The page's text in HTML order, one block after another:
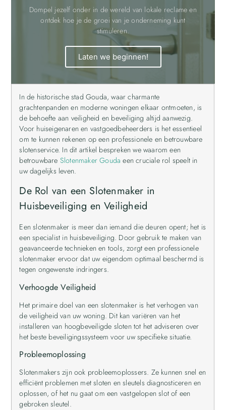
In de historische stad Gouda, waar charmante
grachtenpanden en moderne woningen elkaar ontmoeten, is
de behoefte aan veiligheid en beveiliging altijd aanwezig.
Voor huiseigenaren en vastgoedbeheerders is het essentieel
om te kunnen rekenen op een professionele en betrouwbare
slotenservice. In dit artikel bespreken we waarom een
betrouwbare Slotenmaker Gouda een cruciale rol speelt in
uw dagelijks leven.
De Rol van een Slotenmaker in
Huisbeveiliging en Veiligheid
Een slotenmaker is meer dan iemand die deuren opent; het is
een specialist in huisbeveiliging. Door gebruik te maken van
geavanceerde technieken en tools, zorgt een professionele
slotenmaker ervoor dat uw eigendom optimaal beschermd is
tegen ongewenste indringers.
Verhoogde Veiligheid
Het primaire doel van een slotenmaker is het verhogen van
de veiligheid van uw woning. Dit kan variëren van het
installeren van hoogbeveiligde sloten tot het adviseren over
het beste beveiligingssysteem voor uw specifieke situatie.
Probleemoplossing
Slotenmakers zijn ook probleemoplossers. Ze kunnen snel en
efficiënt problemen met sloten en sleutels diagnosticeren en
oplossen, of het nu gaat om een vastgelopen slot of een
gebroken sleutel.
Dompel jezelf onder in de wereld van lokale reclame en
ontdek hoe je de groei van je onderneming kunt
stimuleren.
Laten we beginnen!